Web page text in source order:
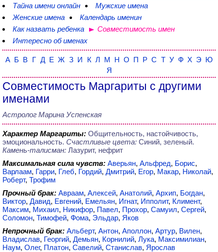
Тайна имени онлайн
Мужские имена
Женские имена
Календарь именин
Как назвать ребенка
Совместимость имен
Интересно об именах
А Б В Г Д Е Ж З И К Л М Н О П Р С Т У Ф Х Э Ю
Я
Совместимость Маргариты с другими
именами
Астролог Марина Успенская
Характер Маргариты: Общительность, настойчивость,
эмоциональность. Счастливые цвета: Синий, зеленый.
Камень-талисман: Лазурит, нефрит
Максимальная сила чувств: Аверьян, Альфред, Борис,
Варлаам, Гарри, Глеб, Гордий, Дмитрий, Егор, Макар, Николай,
Роберт, Трофим
Прочный брак: Авраам, Алексей, Анатолий, Архип, Богдан,
Виктор, Давид, Евгений, Емельян, Игнат, Ипполит, Климент,
Максим, Михаил, Никифор, Павел, Прохор, Самуил, Сергей,
Соломон, Тимофей, Фома, Эльдар, Яков
Непрочный брак: Альберт, Антон, Аполлон, Артур, Вилен,
Владислав, Георгий, Демьян, Корнилий, Лука, Максимилиан,
Наум, Олег, Платон, Савелий, Станислав, Ярослав